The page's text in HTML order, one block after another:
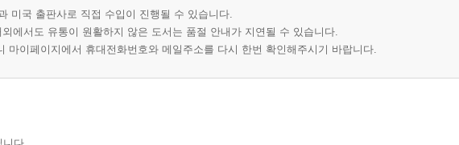
미국 출판사로 직접 수입이 진행될 수 있습니다.
에서도 유통이 원활하지 않은 도서는 품절 안내가 지연될 수 있습니다.
이페이지에서 휴대전화번호와 메일주소를 다시 한번 확인해주시기 바랍니다.